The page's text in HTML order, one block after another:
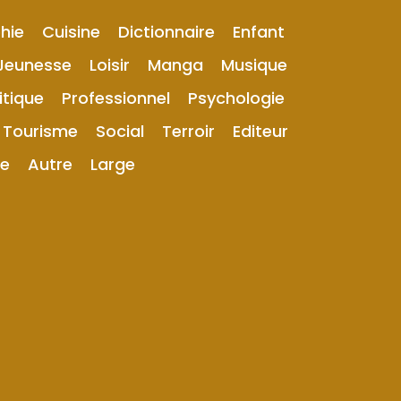
Cuisine Dictionnaire
Enfant
Loisir Manga
Musique
Professionnel
Psychologie
Tourisme
Social Terroir
Editeur
Autre Large